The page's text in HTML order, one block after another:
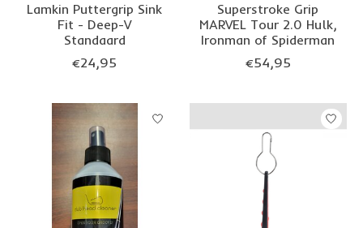
Lamkin Puttergrip Sink
Fit - Deep-V
Standaard
€24,95
Superstroke Grip
MARVEL Tour 2.0 Hulk,
Ironman of Spiderman
€54,95